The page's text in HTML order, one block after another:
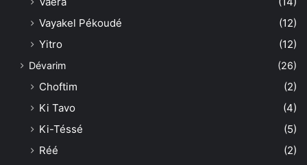
Vayakel Pékoudé
(12)
Yitro
(12)
Dévarim (26)
Choftim
(2)
Ki Tavo
(4)
Ki-Téssé
(5)
Réé
(2)